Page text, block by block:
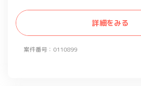
案件番号：0110899
して実施
UX経験を駆使し、実
詳細をみる